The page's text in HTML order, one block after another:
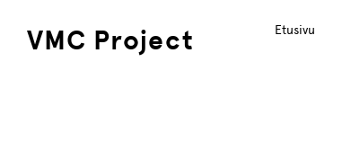
VMC Project Etusivu